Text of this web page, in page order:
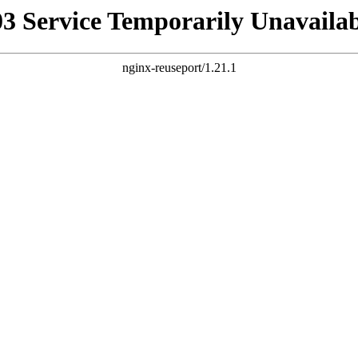
Service Temporarily
nginx-reuseport/1.21.1